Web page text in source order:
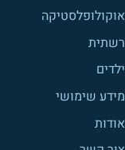
אוקולופלסטיקה
רשתית
ילדים
מידע שימושי
אודות